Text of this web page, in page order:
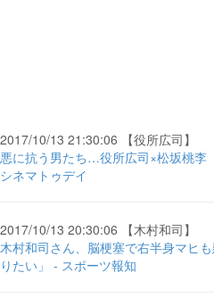
2017/10/13 21:30:06 【役所広司】
悪に抗う男たち…役所広司×松坂桃李
シネマトゥデイ
2017/10/13 20:30:06 【木村和司】
木村和司さん、脳梗塞で右半身マヒ
りたい」 - スポーツ報知